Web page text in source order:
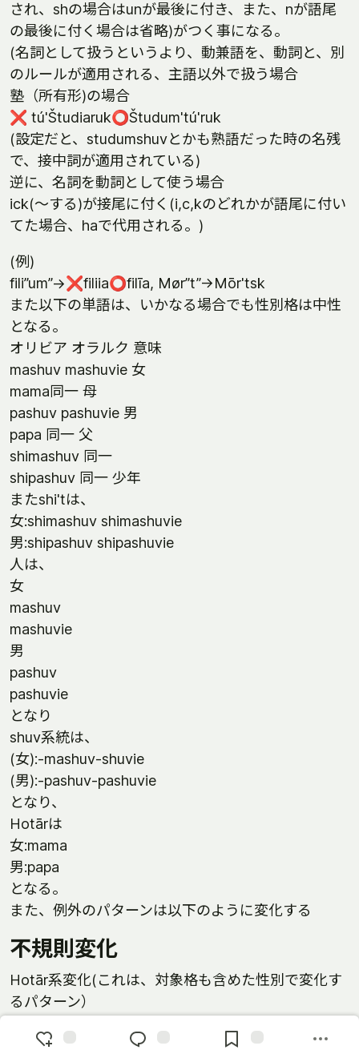
され、shの場合はunが最後に付き、また、nが語尾
の最後に付く場合は省略)がつく事になる。
(名詞として扱うというより、動兼語を、動詞と、別
のルールが適用される、主語以外で扱う場合
塾（所有形)の場合
❌ tú'Študiaruk⭕️Študum'tú'ruk
(設定だと、studumshuvとかも熟語だった時の名残
で、接中詞が適用されている)
逆に、名詞を動詞として使う場合
ick(〜する)が接尾に付く(i,c,kのどれかが語尾に付い
てた場合、haで代用される。)
(例)
fili”um”->❌filiia⭕️filīa, Mør”t”->Mōr'tsk
また以下の単語は、いかなる場合でも性別格は中性
となる。
オリビア オラルク 意味
mashuv mashuvie 女
mama同一 母
pashuv pashuvie 男
papa 同一 父
shimashuv 同一
shipashuv 同一 少年
またshi'tは、
女:shimashuv shimashuvie
男:shipashuv shipashuvie
人は、
女
mashuv
mashuvie
男
pashuv
pashuvie
となり
shuv系統は、
(女):-mashuv-shuvie
(男):-pashuv-pashuvie
となり、
Hotārは
女:mama
男:papa
となる。
また、例外のパターンは以下のように変化する
不規則変化
Hotār系変化(これは、対象格も含めた性別で変化す
るパターン）
Hotār(女:mama,父:papa)